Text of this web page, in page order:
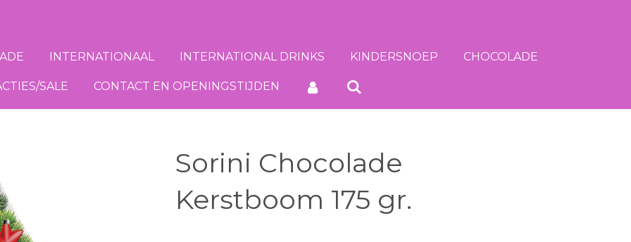
INTERNATIONAAL INTERNATIONAL DRINKS KINDERSNOEP CHOCOLADE
SALE CONTACT EN OPENINGSTIJDEN
Sorini Chocolade
Kerstboom 175 gr.